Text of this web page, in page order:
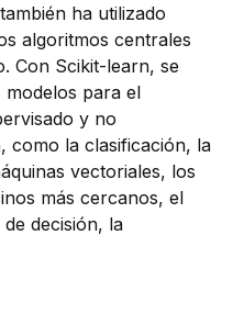
ha utilizado
algoritmos centrales
Con Scikit-learn, se
modelos para el
y no
como la clasificación, la
vectoriales, los
más cercanos, el
decisión, la